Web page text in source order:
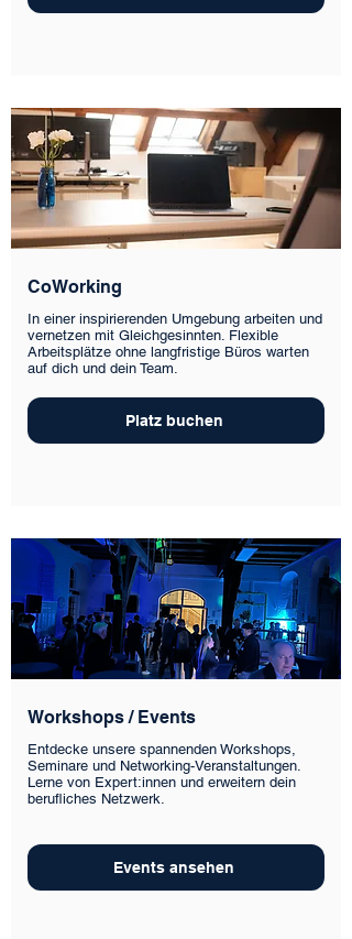
CoWorking
In einer inspirierenden Umgebung arbeiten und
vernetzen mit Gleichgesinnten. Flexible
Arbeitsplätze ohne langfristige Büros warten
auf dich und dein Team.
Platz buchen
Workshops / Events
Entdecke unsere spannenden Workshops,
Seminare und Networking-Veranstaltungen.
Lerne von Expert:innen und erweitern dein
berufliches Netzwerk.
Events ansehen